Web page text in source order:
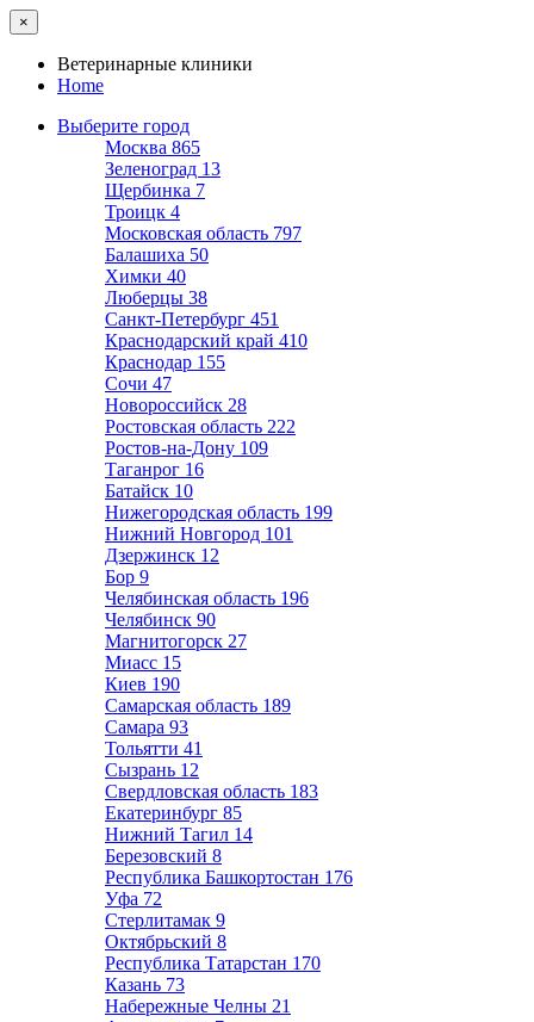
×
Ветеринарные клиники
Home
Выберите город
Москва 865
Зеленоград 13
Щербинка 7
Троицк 4
Московская область 797
Балашиха 50
Химки 40
Люберцы 38
Санкт-Петербург 451
Краснодарский край 410
Краснодар 155
Сочи 47
Новороссийск 28
Ростовская область 222
Ростов-на-Дону 109
Таганрог 16
Батайск 10
Нижегородская область 199
Нижний Новгород 101
Дзержинск 12
Бор 9
Челябинская область 196
Челябинск 90
Магнитогорск 27
Миасс 15
Киев 190
Самарская область 189
Самара 93
Тольятти 41
Сызрань 12
Свердловская область 183
Екатеринбург 85
Нижний Тагил 14
Березовский 8
Республика Башкортостан 176
Уфа 72
Стерлитамак 9
Октябрьский 8
Республика Татарстан 170
Казань 73
Набережные Челны 21